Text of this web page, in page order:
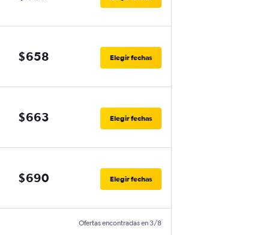
$658 Elegir fechas
$663 Elegir fechas
$690 Elegir fechas
Ofertas encontradas en 3/8